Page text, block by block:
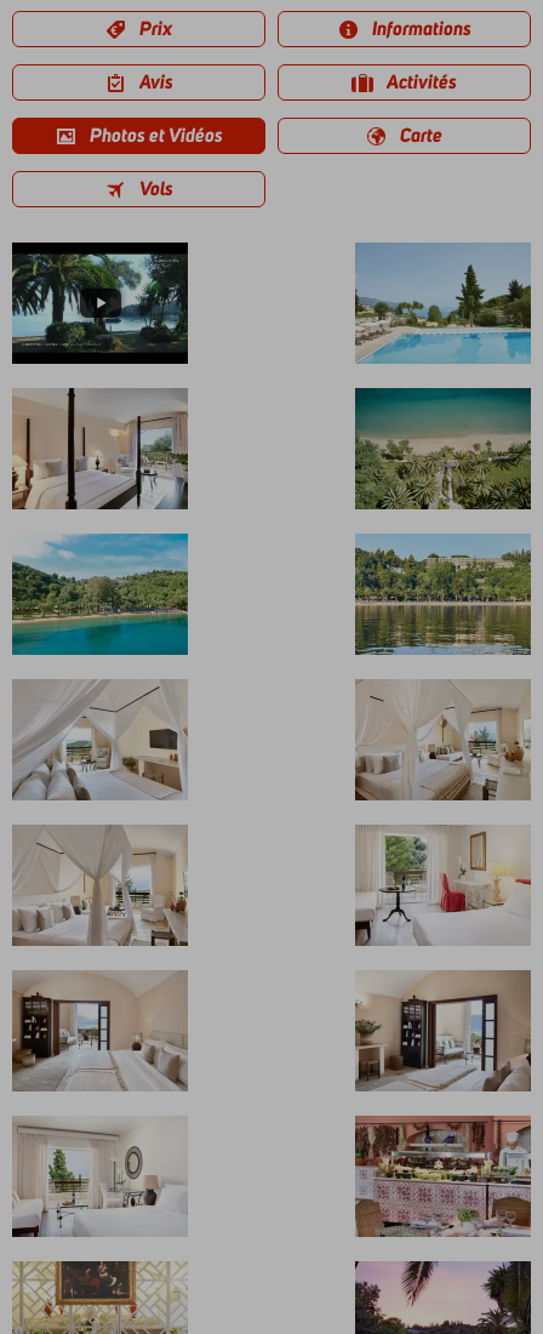
Prix Informations
Avis Activités
Photos et Vidéos Carte
Vols